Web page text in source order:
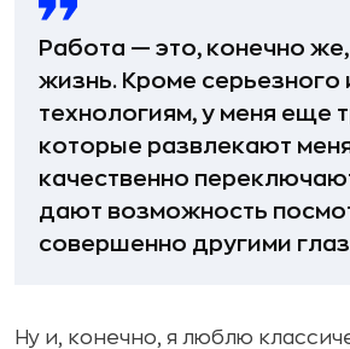
Работа — это, конечно
жизнь. Кроме серьезного
технологиям, у меня еще
которые развлекают
качественно
дают возможность
совершенно другими
Ну и, конечно, я люблю